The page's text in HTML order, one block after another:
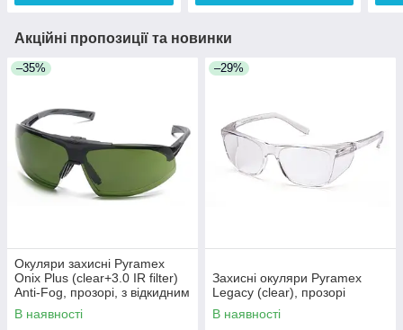
Акційні пропозиції та новинки
–35%
Окуляри захисні Pyramex
Onix Plus (clear+3.0 IR filter)
Anti-Fog, прозорі, з відкидним
фільтром від ІнфраЧерв
випромін
В наявності
–29%
Захисні окуляри Pyramex
Legacy (clear), прозорі
В наявності